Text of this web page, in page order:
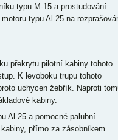
typu M-15 a prostudování
typu Al-25 na
překrytu pilotní kabiny tohoto
K levoboku trupu tohoto
uchycen žebřík. Naproti
kabiny.
Al-25 a pomocné palubní
přímo za zásobníkem